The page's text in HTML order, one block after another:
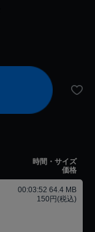
時間・サイズ
価格
00:03:52 64.4 MB
150円(税込)